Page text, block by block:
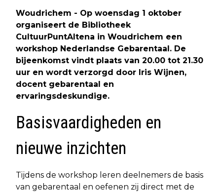
Woudrichem - Op woensdag 1 oktober
organiseert de Bibliotheek
CultuurPuntAltena in Woudrichem een
workshop Nederlandse Gebarentaal. De
bijeenkomst vindt plaats van 20.00 tot 21.30
uur en wordt verzorgd door Iris Wijnen,
docent gebarentaal en
ervaringsdeskundige.
Basisvaardigheden en
nieuwe inzichten
Tijdens de workshop leren deelnemers de basis
van gebarentaal en oefenen zij direct met de